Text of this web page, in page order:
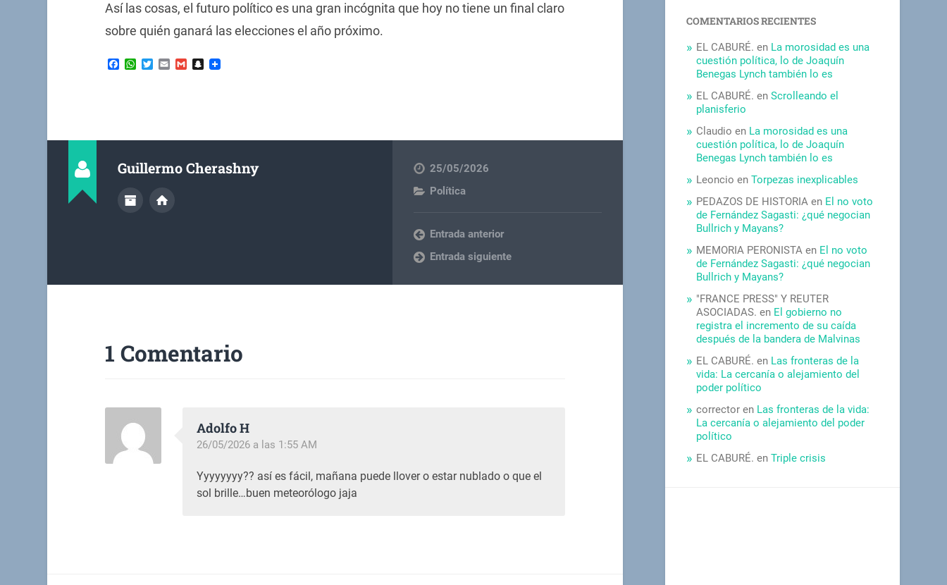
Así las cosas, el futuro político es una gran incógnita que hoy no tiene un final claro
sobre quién ganará las elecciones el año próximo.
Facebook
WhatsApp
Twitter
EmailGmailSnapchat
Guillermo Cherashny
25/05/2026
Política
Entrada anterior
Entrada siguiente
1 Comentario
Adolfo H
26/05/2026 a las 1:55 AM
Yyyyyyyy?? así es fácil, mañana puede llover o estar nublado o que el
sol brille…buen meteorólogo jaja
COMENTARIOS RECIENTES
EL CABURÉ. en La morosidad es una
cuestión política, lo de Joaquín
Benegas Lynch también lo es
EL CABURÉ. enScrolleando el
planisferio
Claudio en La morosidad es una
cuestión política, lo de Joaquín
Benegas Lynch también lo es
Leoncio enTorpezas inexplicables
PEDAZOS DE HISTORIA en El no voto
de Fernández Sagasti: ¿qué negocian
Bullrich y Mayans?
MEMORIA PERONISTA en El no voto
de Fernández Sagasti: ¿qué negocian
Bullrich y Mayans?
"FRANCE PRESS" Y REUTER
ASOCIADAS. en El gobierno no
registra el incremento de su caída
después de la bandera de Malvinas
EL CABURÉ. en Las fronteras de la
vida: La cercanía o alejamiento del
poder político
corrector en Las fronteras de la vida:
La cercanía o alejamiento del poder
político
EL CABURÉ. enTriple crisis